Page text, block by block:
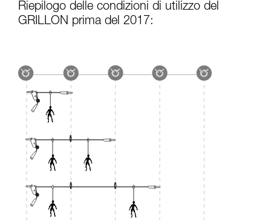
Riepilogo delle condizioni di utilizzo del
GRILLON prima del 2017: